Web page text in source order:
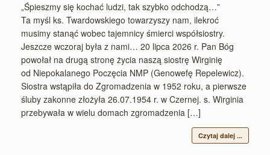
„Śpieszmy się kochać ludzi, tak szybko odchodzą…”
Ta myśl ks. Twardowskiego towarzyszy nam, ilekroć
musimy stanąć wobec tajemnicy śmierci współsiostry.
Jeszcze wczoraj była z nami… 20 lipca 2026 r. Pan Bóg
powołał na drugą stronę życia naszą siostrę Wirginię
od Niepokalanego Poczęcia NMP (Genowefę Repelewicz).
Siostra wstąpiła do Zgromadzenia w 1952 roku, a pierwsze
śluby zakonne złożyła 26.07.1954 r. w Czernej. s. Wirginia
przebywała w wielu domach zgromadzenia […]
Czytaj dalej ...